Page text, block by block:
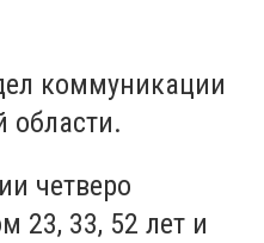
коммуникации
области.
четверо
23, 33, 52 лет и